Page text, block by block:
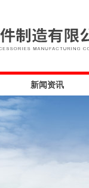
新闻资讯